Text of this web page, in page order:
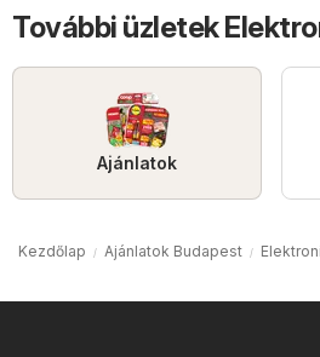
További üzletek
Ajánlatok
Kezdőlap Ajánlatok Budapest